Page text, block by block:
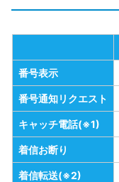
番号表示
番号通知リクエスト
キャッチ電話(※1)
着信お断り
着信転送(※2)